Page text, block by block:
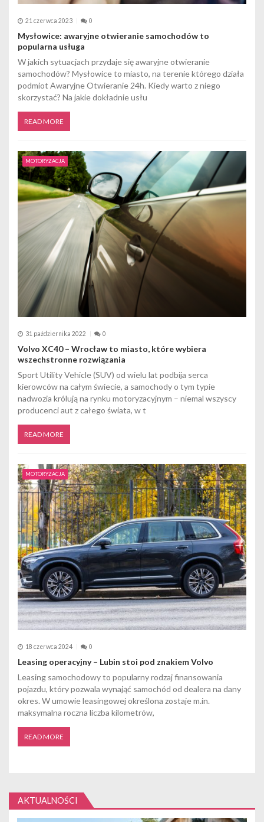
21 czerwca 2023 0
Mysłowice: awaryjne otwieranie samochodów to
popularna usługa
W jakich sytuacjach przydaje się awaryjne otwieranie
samochodów? Mysłowice to miasto, na terenie którego działa
podmiot Awaryjne Otwieranie 24h. Kiedy warto z niego
skorzystać? Na jakie dokładnie usłu
READ MORE
MOTORYZACJA
31 października 2022 0
Volvo XC40 – Wrocław to miasto, które wybiera
wszechstronne rozwiązania
Sport Utility Vehicle (SUV) od wielu lat podbija serca
kierowców na całym świecie, a samochody o tym typie
nadwozia królują na rynku motoryzacyjnym – niemal wszyscy
producenci aut z całego świata, w t
READ MORE
MOTORYZACJA
18 czerwca 2024 0
Leasing operacyjny – Lubin stoi pod znakiem Volvo
Leasing samochodowy to popularny rodzaj finansowania
pojazdu, który pozwala wynająć samochód od dealera na dany
okres. W umowie leasingowej określona zostaje m.in.
maksymalna roczna liczba kilometrów,
READ MORE
AKTUALNOŚCI